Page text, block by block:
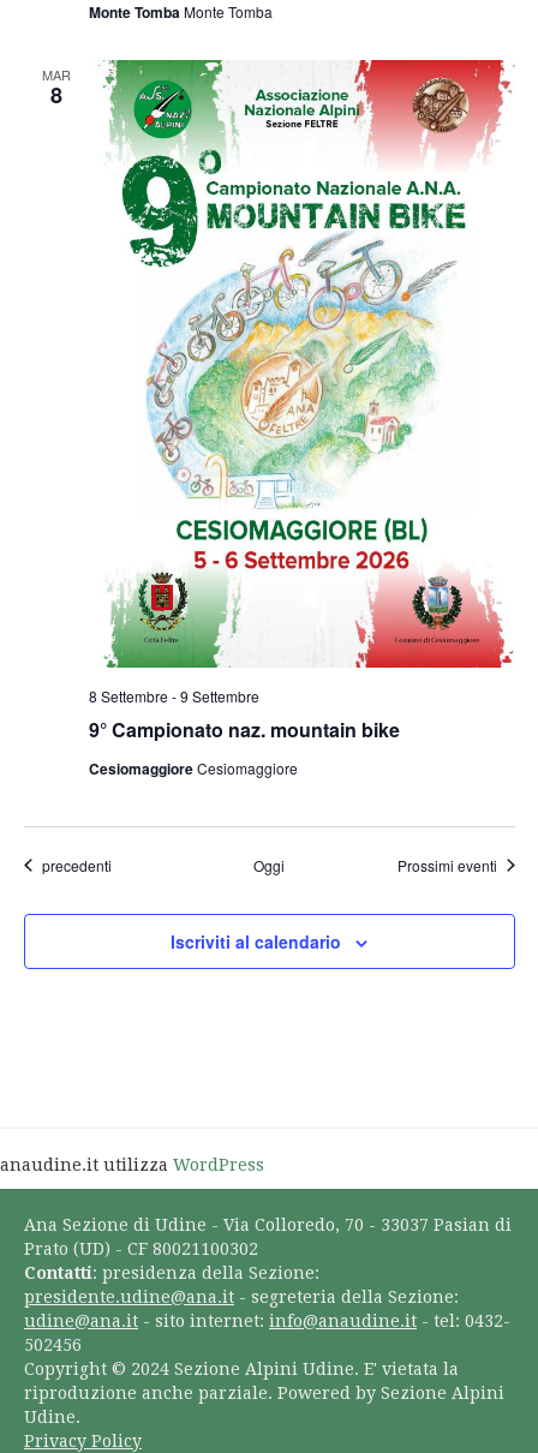
Monte TombaMonte Tomba
MAR
8
9° Campionato naz. mountain bike
8 Settembre -9 Settembre
CesiomaggioreCesiomaggiore
Eventi
precedenti Oggi Prossimi eventi
Iscriviti al calendario
anaudine.it utilizza WordPress
Ana Sezione di Udine - Via Colloredo, 70 - 33037 Pasian di
Prato (UD) - CF 80021100302
Contatti: presidenza della Sezione:
presidente.udine@ana.it - segreteria della Sezione:
udine@ana.it - sito internet: info@anaudine.it - tel: 0432-
502456
Copyright © 2024 Sezione Alpini Udine. E' vietata la
riproduzione anche parziale. Powered by Sezione Alpini
Udine.
Privacy Policy